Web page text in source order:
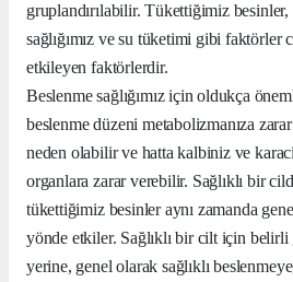
gruplandırılabilir. Tükettiğimiz
sağlığımız ve su tüketimi gibi faktörler
etkileyen faktörlerdir.
Beslenme sağlığımız için oldukça
beslenme düzeni metabolizmanıza
neden olabilir ve hatta kalbiniz ve
organlara zarar verebilir. Sağlıklı bir
tükettiğimiz besinler aynı zamanda
yönde etkiler. Sağlıklı bir cilt için belirli
yerine, genel olarak sağlıklı